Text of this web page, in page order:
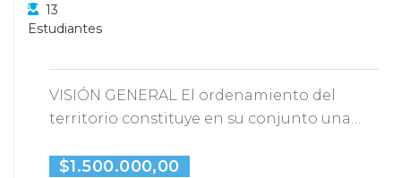
13
Estudiantes
VISIÓN GENERAL El ordenamiento del
territorio constituye en su conjunto una
$1.500.000,00